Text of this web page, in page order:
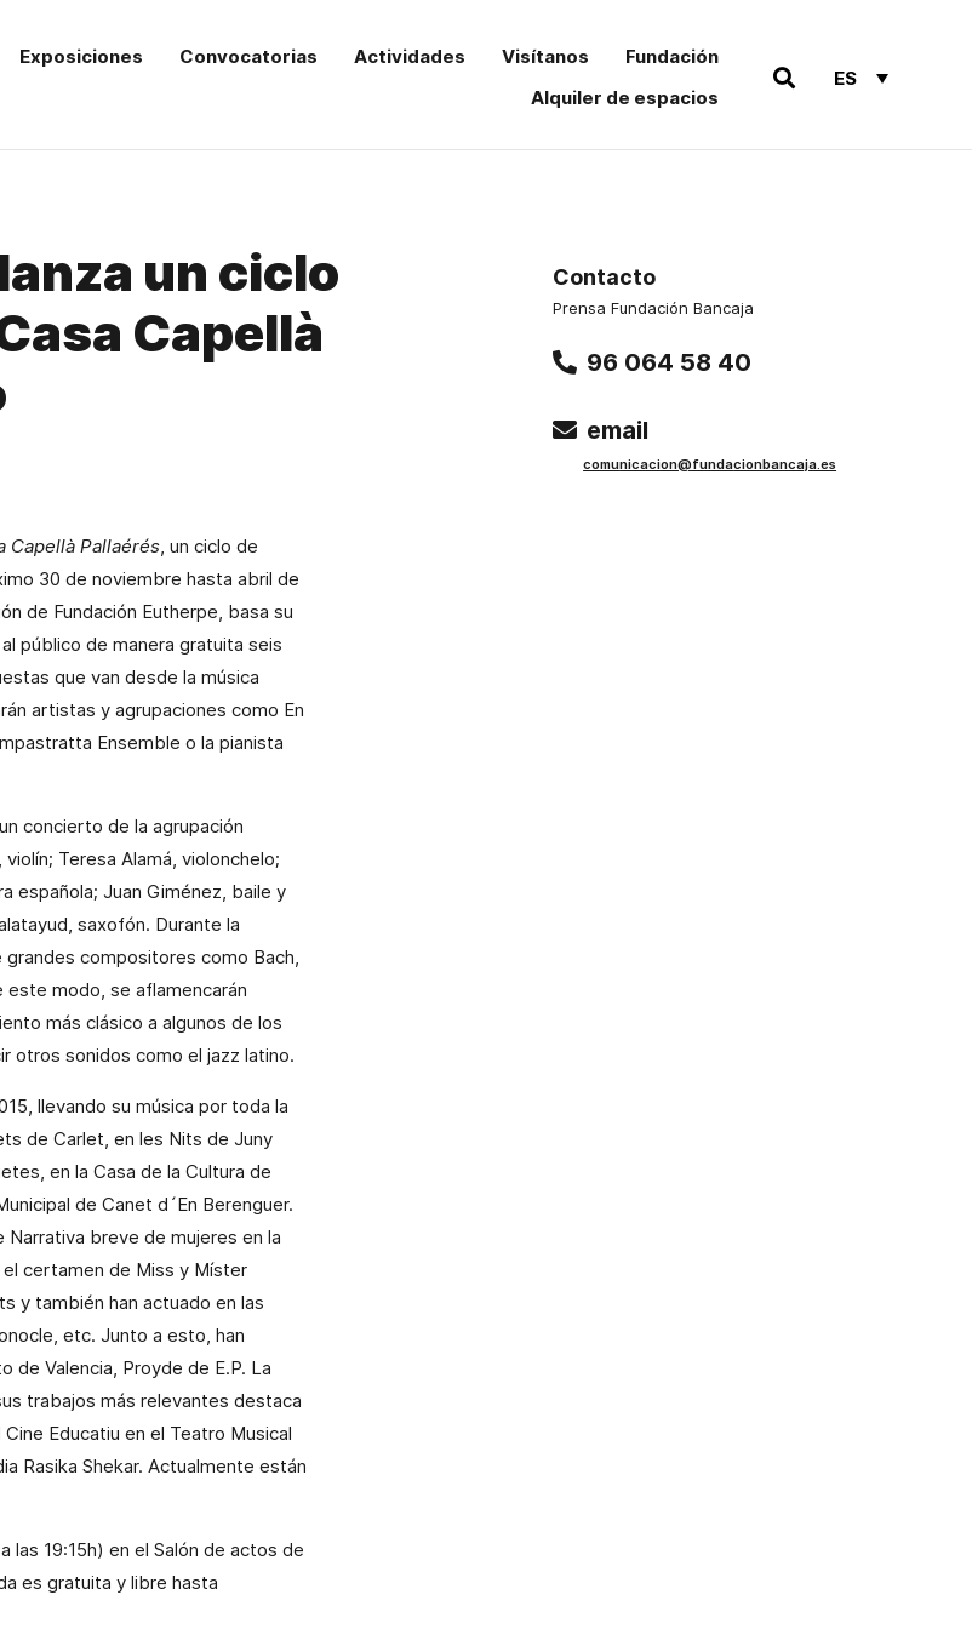
Exposiciones Convocatorias Actividades Visítanos
Fundación
Alquiler de espacios
ES
un ciclo
Capellà
Capellà Pallaérés, un ciclo de
30 de noviembre hasta abril de
de Fundación Eutherpe, basa su
público de manera gratuita seis
que van desde la música
artistas y agrupaciones como En
Ensemble o la pianista
concierto de la agrupación
Teresa Alamá, violonchelo;
española; Juan Giménez, baile y
saxofón. Durante la
grandes compositores como Bach,
este modo, se aflamencarán
más clásico a algunos de los
otros sonidos como el jazz latino.
llevando su música por toda la
de Carlet, en les Nits de Juny
en la Casa de la Cultura de
de Canet d´En Berenguer.
breve de mujeres en la
el certamen de Miss y Míster
y también han actuado en las
etc. Junto a esto, han
Valencia, Proyde de E.P. La
trabajos más relevantes destaca
Educatiu en el Teatro Musical
Rasika Shekar. Actualmente están
las 19:15h) en el Salón de actos de
es gratuita y libre hasta
Contacto
Prensa Fundación Bancaja
96 064 58 40
email
comunicacion@fundacionbancaja.es